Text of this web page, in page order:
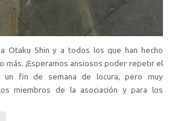
Otaku Shin y a todos los que han hecho
más. ¡Esperamos ansiosos poder repetir el
un fin de semana de locura, pero muy
miembros de la asociación y para los